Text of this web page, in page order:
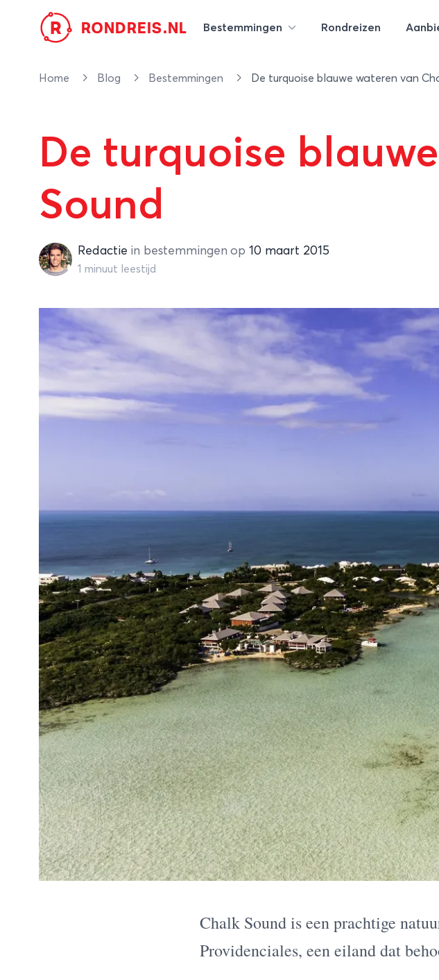
R RONDREIS.NL Bestemmingen Rondreizen
Home Blog Bestemmingen De turquoise blauwe wateren van
De turquoise
Sound
RedactieRedactie in bestemmingen op 10 maart 2015
1 minuut leestijd
Chalk Sound is een prachtige
Providenciales, een eiland dat